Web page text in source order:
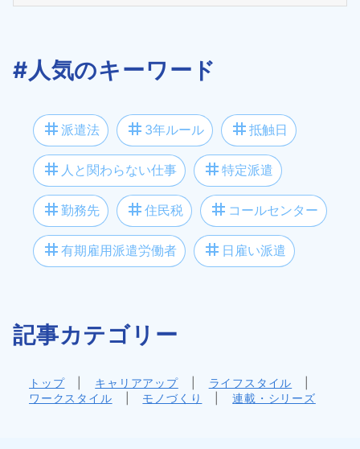
#人気のキーワード
tag 派遣法 tag 3年ルール tag 抵触日
tag 人と関わらない仕事 tag 特定派遣
tag 勤務先 tag 住民税 tag コールセンター
tag 有期雇用派遣労働者 tag 日雇い派遣
記事カテゴリー
トップ キャリアアップ ライフスタイル
ワークスタイル
モノづくり 連載・シリーズ